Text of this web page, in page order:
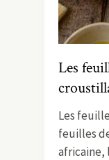
Les
Les
feuilles
africaine,